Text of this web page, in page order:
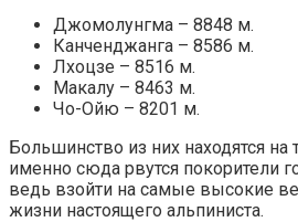
Джомолунгма – 8848 м.
Канченджанга – 8586 м.
Лхоцзе – 8516 м.
Макалу – 8463 м.
Чо-Ойю – 8201 м.
Большинство из них находятся на
именно сюда рвутся покорители
ведь взойти на самые высокие
жизни настоящего альпиниста.